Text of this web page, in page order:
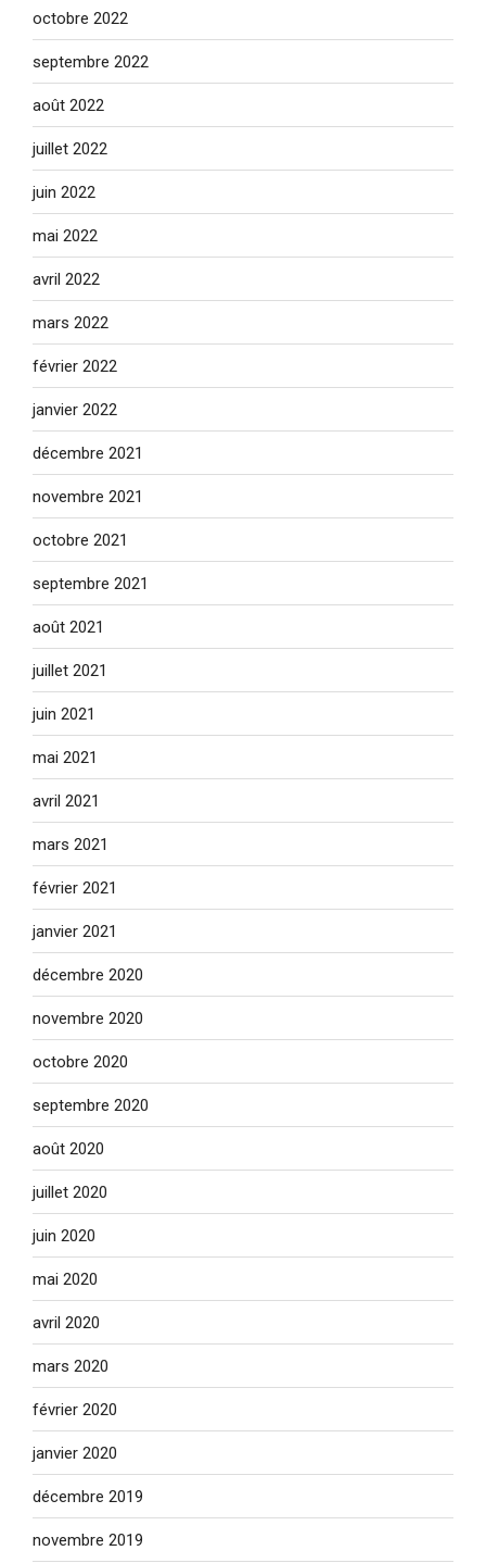
octobre 2022
septembre 2022
août 2022
juillet 2022
juin 2022
mai 2022
avril 2022
mars 2022
février 2022
janvier 2022
décembre 2021
novembre 2021
octobre 2021
septembre 2021
août 2021
juillet 2021
juin 2021
mai 2021
avril 2021
mars 2021
février 2021
janvier 2021
décembre 2020
novembre 2020
octobre 2020
septembre 2020
août 2020
juillet 2020
juin 2020
mai 2020
avril 2020
mars 2020
février 2020
janvier 2020
décembre 2019
novembre 2019